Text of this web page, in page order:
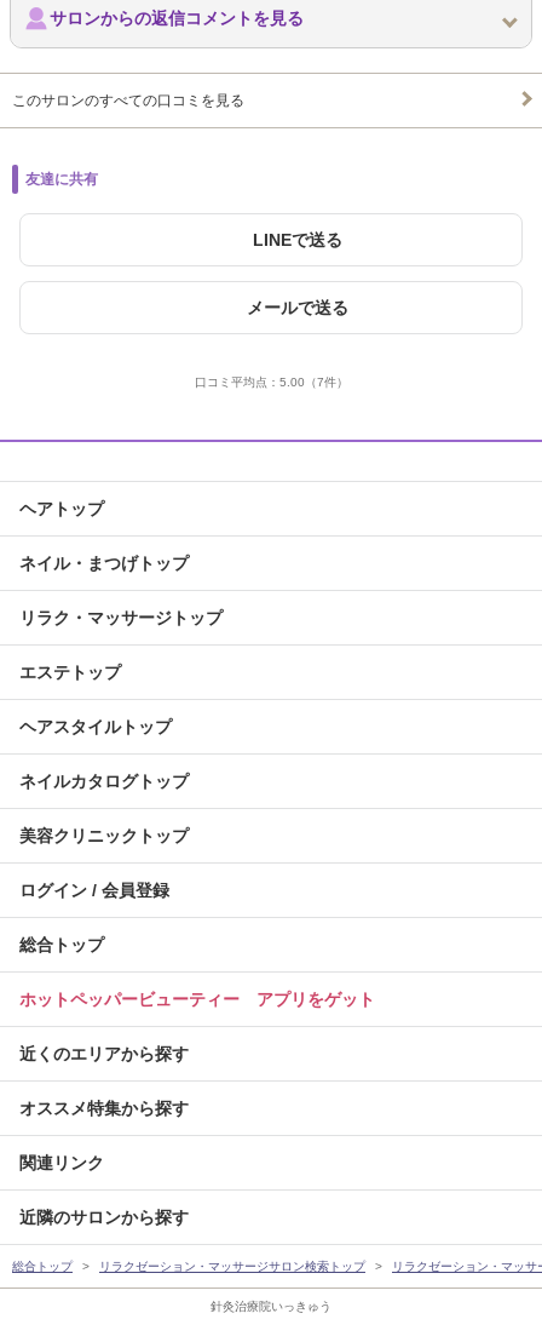
針灸治療院いっきゅう
サロンからの返信コメントを見る
このサロンのすべての口コミを見る
友達に共有
LINEで送る
メールで送る
口コミ平均点： 5.00 （7件）
ヘアトップ
ネイル・まつげトップ
リラク・マッサージトップ
エステトップ
ヘアスタイルトップ
ネイルカタログトップ
美容クリニックトップ
ログイン / 会員登録
総合トップ
ホットペッパービューティー アプリをゲット
近くのエリアから探す
オススメ特集から探す
関連リンク
近隣のサロンから探す
総合トップ リラクゼーション・マッサージサロン検索トップ リラクゼーション・マッ